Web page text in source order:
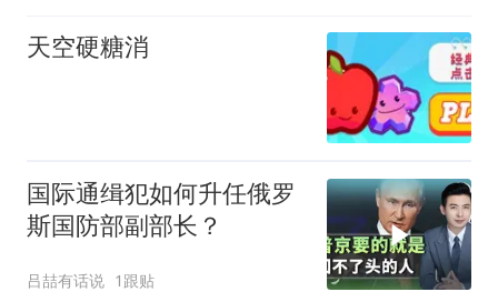
天空硬糖消
国际通缉犯如何升任俄罗
斯国防部副部长？
吕喆有话说 1跟贴